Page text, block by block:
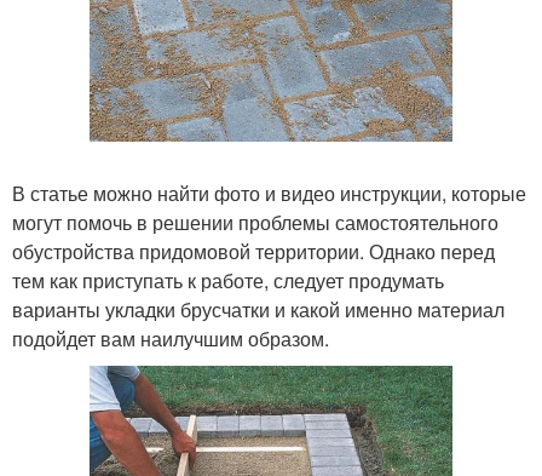
В статье можно найти фото и видео инструкции, которые
могут помочь в решении проблемы самостоятельного
обустройства придомовой территории. Однако перед
тем как приступать к работе, следует продумать
варианты укладки брусчатки и какой именно материал
подойдет вам наилучшим образом.